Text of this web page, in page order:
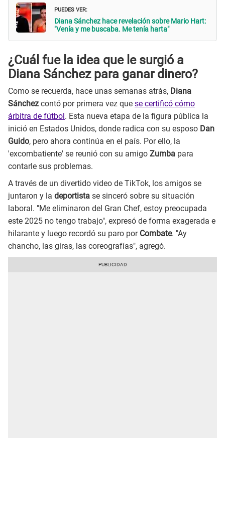
PUEDES VER:
Diana Sánchez hace revelación sobre Mario Hart:
"Venía y me buscaba. Me tenía harta"
¿Cuál fue la idea que le surgió a
Diana Sánchez para ganar dinero?
Como se recuerda, hace unas semanas atrás, Diana
Sánchez contó por primera vez que se certificó cómo
árbitra de fútbol. Esta nueva etapa de la figura pública la
inició en Estados Unidos, donde radica con su esposo Dan
Guido, pero ahora continúa en el país. Por ello, la
'excombatiente' se reunió con su amigo Zumba para
contarle sus problemas.
A través de un divertido video de TikTok, los amigos se
juntaron y la deportista se sinceró sobre su situación
laboral. "Me eliminaron del Gran Chef, estoy preocupada
este 2025 no tengo trabajo", expresó de forma exagerada e
hilarante y luego recordó su paro por Combate. "Ay
chancho, las giras, las coreografías", agregó.